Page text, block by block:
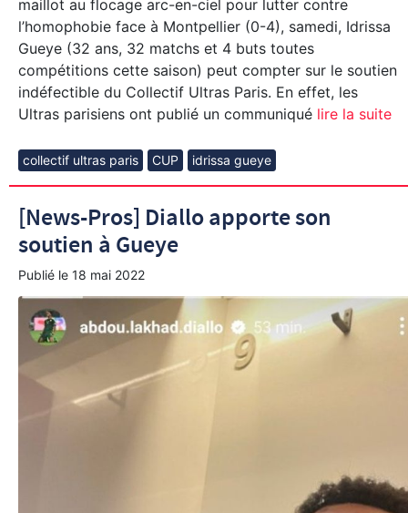
maillot au flocage arc-en-ciel pour lutter contre
l’homophobie face à Montpellier (0-4), samedi, Idrissa
Gueye (32 ans, 32 matchs et 4 buts toutes
compétitions cette saison) peut compter sur le soutien
indéfectible du Collectif Ultras Paris. En effet, les
Ultras parisiens ont publié un communiqué lire la suite
collectif ultras paris CUP idrissa gueye
[News-Pros] Diallo apporte son
soutien à Gueye
Publié le 18 mai 2022